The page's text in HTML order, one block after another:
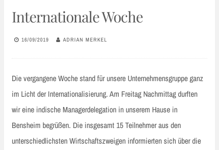
Internationale Woche
16/09/2019 ADRIAN MERKEL
Die vergangene Woche stand für unsere Unternehmensgruppe ganz
im Licht der Internationalisierung. Am Freitag Nachmittag durften
wir eine indische Managerdelegation in unserem Hause in
Bensheim begrüßen. Die insgesamt 15 Teilnehmer aus den
unterschiedlichsten Wirtschaftszweigen informierten sich über die